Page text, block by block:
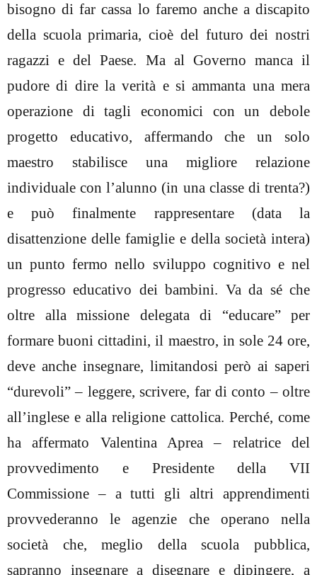
bisogno di far cassa lo faremo anche a discapito
della scuola primaria, cioè del futuro dei nostri
ragazzi e del Paese. Ma al Governo manca il
pudore di dire la verità e si ammanta una mera
operazione di tagli economici con un debole
progetto educativo, affermando che un solo
maestro stabilisce una migliore relazione
individuale con l’alunno (in una classe di trenta?)
e può finalmente rappresentare (data la
disattenzione delle famiglie e della società intera)
un punto fermo nello sviluppo cognitivo e nel
progresso educativo dei bambini. Va da sé che
oltre alla missione delegata di “educare” per
formare buoni cittadini, il maestro, in sole 24 ore,
deve anche insegnare, limitandosi però ai saperi
“durevoli” – leggere, scrivere, far di conto – oltre
all’inglese e alla religione cattolica. Perché, come
ha affermato Valentina Aprea – relatrice del
provvedimento e Presidente della VII
Commissione – a tutti gli altri apprendimenti
provvederanno le agenzie che operano nella
società che, meglio della scuola pubblica,
sapranno insegnare a disegnare e dipingere, a